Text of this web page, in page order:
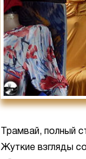
Трамвай, полный
Жуткие взгляды